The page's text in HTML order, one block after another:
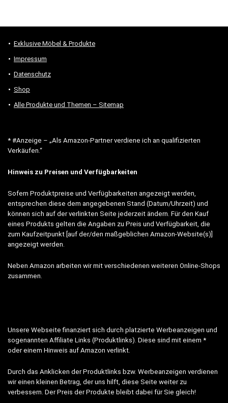
Exklusive Möbel & Produkte
Impressum
Datenschutz
Shop
Alle Produkte und Themen – Sitemap
* #Anzeige – „Als Amazon-Partner verdiene ich an qualifizierten
Verkäufen.“
Hinweis zu Preisen und Verfügbarkeiten
Sofern Produktpreise und Verfügbarkeiten angezeigt werden,
entsprechen diese dem angegebenen Stand (Datum/Uhrzeit) und
können sich auf der verlinkten Seite jederzeit ändern. Für den Kauf
eines Produkts gelten die Angaben zu Preis und Verfügbarkeit, die
zum Kaufzeitpunkt [auf der/den maßgeblichen Amazon-Website(s)]
angezeigt werden.
Neben Amazon arbeiten wir mit verschiedenen weiteren Online-Shops
zusammen.
Unsere Webseite finanziert sich durch platzierte Werbeanzeigen und
sogenannten Affiliate Links (Produktlinks). Diese sind mit einem *
oder einem Hinweis auf Amazon verlinkt.
Durch das Anklicken der Produktlinks bzw. Werbeanzeigen verdienen
wir einen kleinen Betrag, der uns hilft, diese Seite weiter zu
verbessern. Der Preis der Produkte bleibt dabei für Sie gleich!